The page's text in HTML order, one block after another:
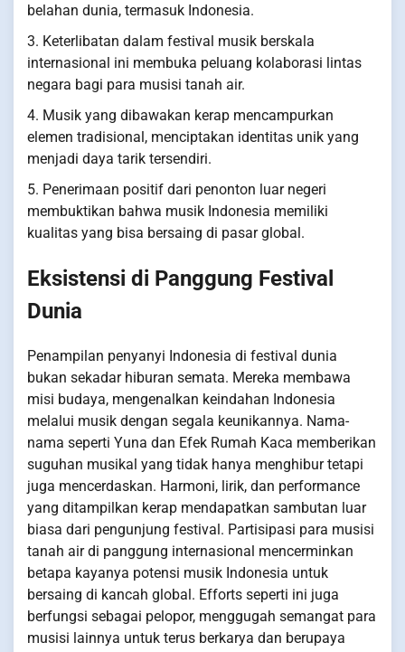
belahan dunia, termasuk Indonesia.
3. Keterlibatan dalam festival musik berskala
internasional ini membuka peluang kolaborasi lintas
negara bagi para musisi tanah air.
4. Musik yang dibawakan kerap mencampurkan
elemen tradisional, menciptakan identitas unik yang
menjadi daya tarik tersendiri.
5. Penerimaan positif dari penonton luar negeri
membuktikan bahwa musik Indonesia memiliki
kualitas yang bisa bersaing di pasar global.
Eksistensi di Panggung Festival
Dunia
Penampilan penyanyi Indonesia di festival dunia
bukan sekadar hiburan semata. Mereka membawa
misi budaya, mengenalkan keindahan Indonesia
melalui musik dengan segala keunikannya. Nama-
nama seperti Yuna dan Efek Rumah Kaca memberikan
suguhan musikal yang tidak hanya menghibur tetapi
juga mencerdaskan. Harmoni, lirik, dan performance
yang ditampilkan kerap mendapatkan sambutan luar
biasa dari pengunjung festival. Partisipasi para musisi
tanah air di panggung internasional mencerminkan
betapa kayanya potensi musik Indonesia untuk
bersaing di kancah global. Efforts seperti ini juga
berfungsi sebagai pelopor, menggugah semangat para
musisi lainnya untuk terus berkarya dan berupaya